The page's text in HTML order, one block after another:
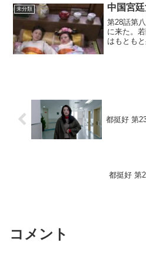
と、明成
未分類 中国宮
第28話第
に来た。
はもとも
都挺好 第
都挺好 第
コメント